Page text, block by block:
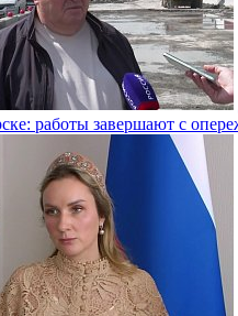
работы завершают с